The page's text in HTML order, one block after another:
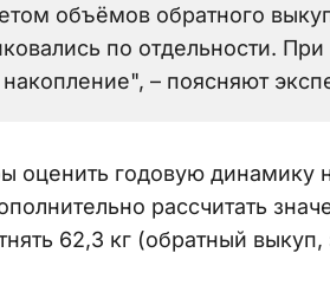
объёмов обратного
по отдельности.
– поясняют
оценить годовую динамику
рассчитать
62,3 кг (обратный